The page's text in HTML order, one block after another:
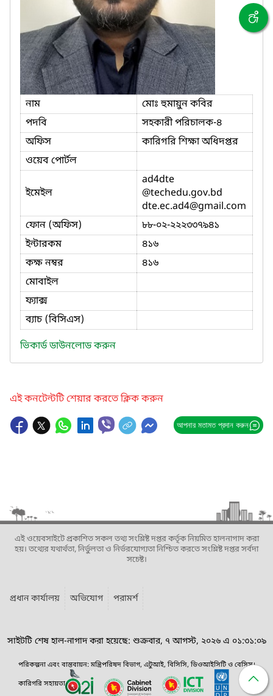
নাম
মোঃ হুমায়ুন কবির
পদবি
সহকারী পরিচালক-৪
অফিস
কারিগরি শিক্ষা অধিদপ্তর
ওয়েব পোর্টল
ইমেইল
ad4dte
@techedu.gov.bd
dte.ec.ad4@gmail.com
ফোন (অফিস)
৮৮-০২-২২২৩৩৭৯৪১
ইন্টারকম
৪১৬
কক্ষ নম্বর
৪১৬
মোবাইল
ফ্যাক্স
ব্যাচ (বিসিএস)
ভিকার্ড ডাউনলোড করুন
এই কনটেন্টটি শেয়ার করতে ক্লিক করুন
আপনার মতামত প্রদান করুন
এই ওয়েবসাইটে প্রকাশিত সকল তথ্য সংশ্লিষ্ট দপ্তর কর্তৃক নিয়মিত হালনাগাদ করা
হয়। তথ্যের যথার্থতা, নির্ভুলতা ও নির্ভরযোগ্যতা নিশ্চিত করতে সংশ্লিষ্ট দপ্তর সর্বদা
সচেষ্ট।
প্রধান কার্যালয় অভিযোগ পরামর্শ
সাইটটি শেষ হাল-নাগাদ করা হয়েছে: শুক্রবার, ৭ আগস্ট, ২০২৬ এ ০১:৩১:০৯
পরিকল্পনা এবং বাস্তবায়ন: মন্ত্রিপরিষদ বিভাগ, এটুআই, বিসিসি, ডিওআইসিটি ও বেসিস।
কারিগরি সহায়তা